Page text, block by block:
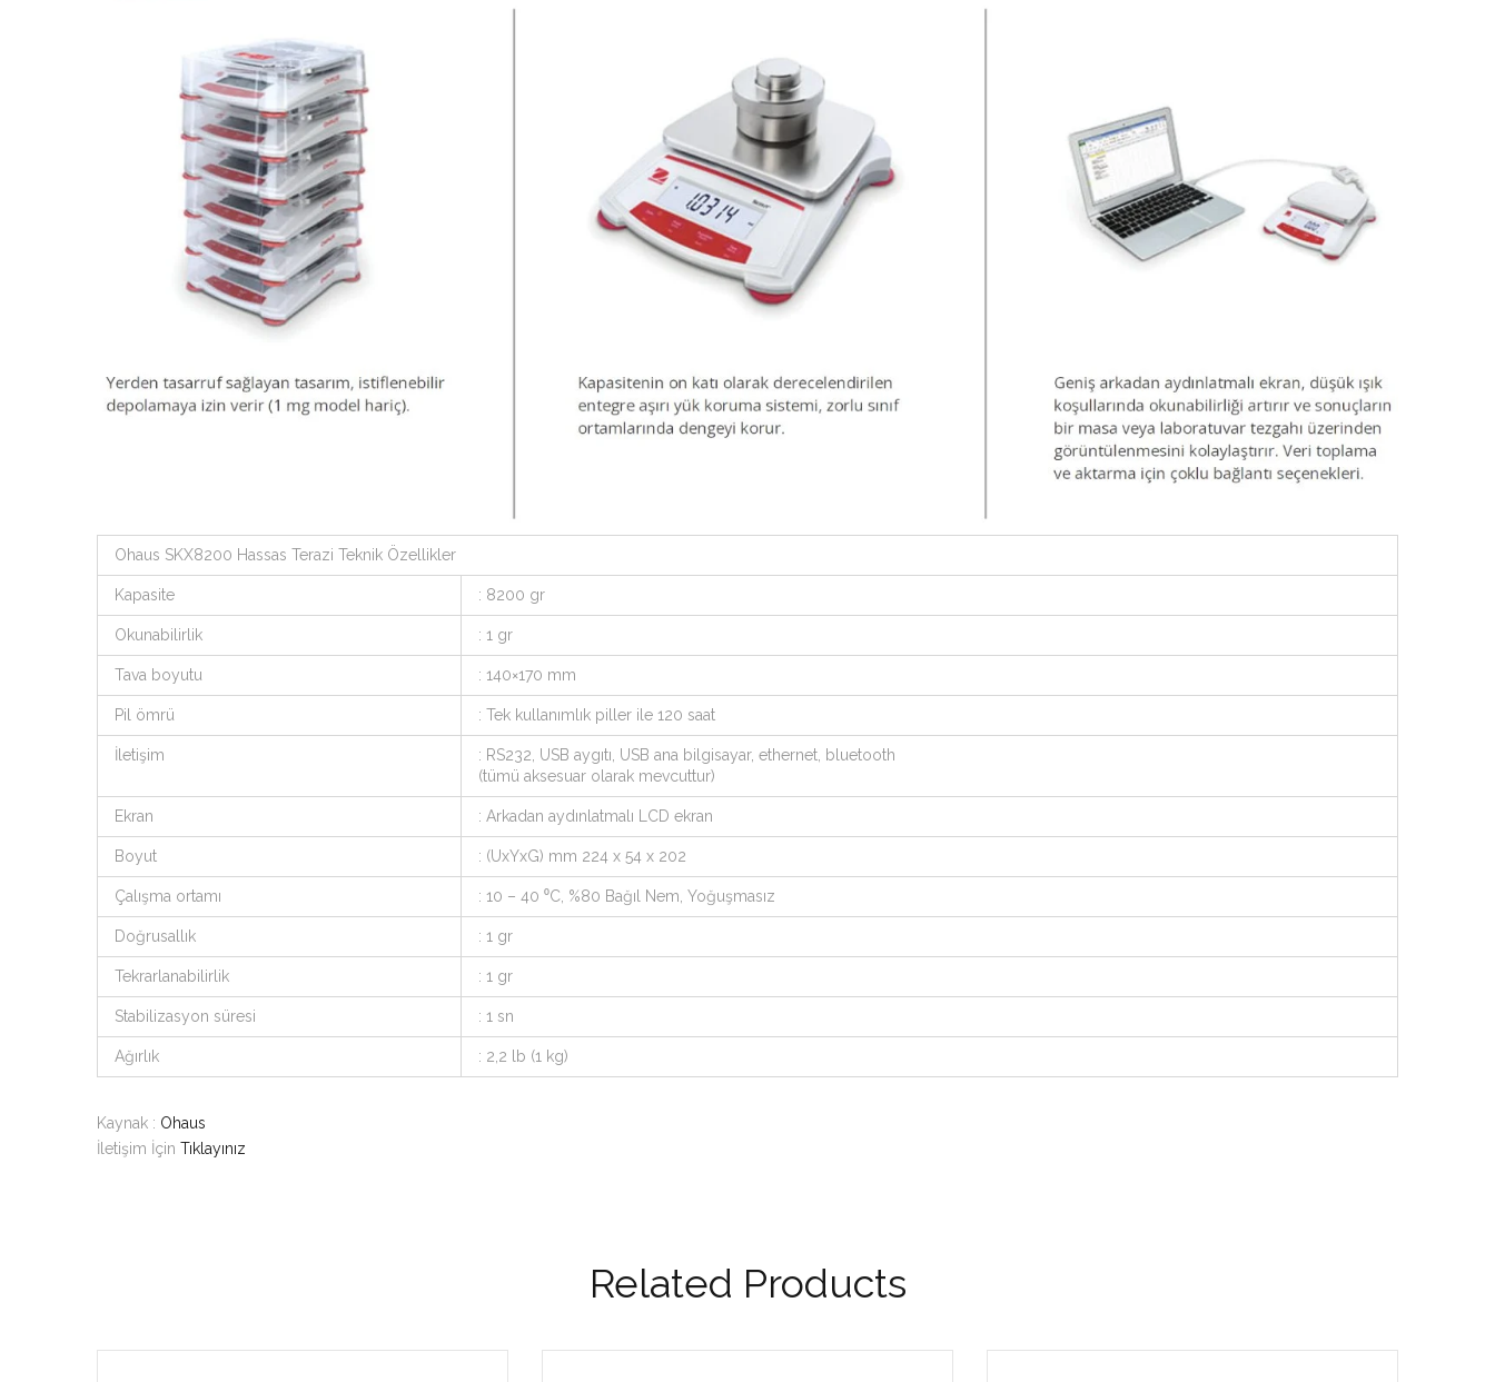
Ohaus SKX8200 Hassas Terazi Teknik Özellikler
Kapasite : 8200 gr
Okunabilirlik : 1 gr
Tava boyutu : 140×170 mm
Pil ömrü : Tek kullanımlık piller ile 120 saat
İletişim
: RS232, USB aygıtı, USB ana bilgisayar, ethernet, bluetooth
(tümü aksesuar olarak mevcuttur)
Ekran : Arkadan aydınlatmalı LCD ekran
Boyut : (UxYxG) mm 224 x 54 x 202
Çalışma ortamı : 10 – 40 ⁰C, %80 Bağıl Nem, Yoğuşmasız
Doğrusallık : 1 gr
Tekrarlanabilirlik : 1 gr
Stabilizasyon süresi : 1 sn
Ağırlık : 2,2 lb (1 kg)
Kaynak : Ohaus
İletişim İçin Tıklayınız
Related Products